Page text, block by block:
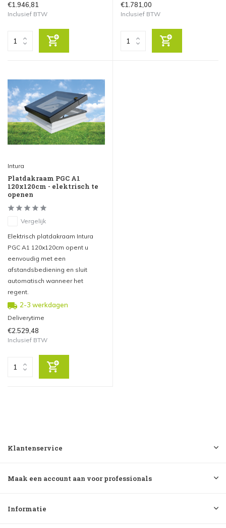
€1.946,81
Inclusief BTW
€1.781,00
Inclusief BTW
Intura
Platdakraam PGC A1
120x120cm - elektrisch te
openen
Vergelijk
Elektrisch platdakraam Intura
PGC A1 120x120cm opent u
eenvoudig met een
afstandsbediening en sluit
automatisch wanneer het
regent.
2-3 werkdagen
Deliverytime
€2.529,48
Inclusief BTW
Klantenservice
Maak een account aan voor professionals
Informatie